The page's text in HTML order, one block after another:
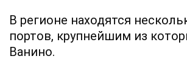
В регионе находятся
портов, крупнейшим из
Ванино.